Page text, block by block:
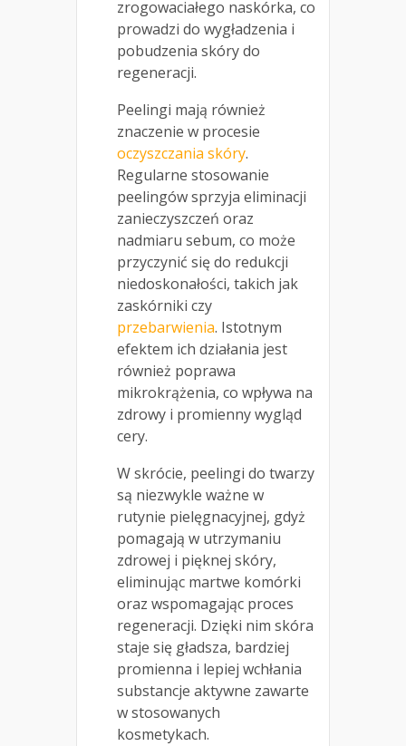
zrogowaciałego naskórka, co
prowadzi do wygładzenia i
pobudzenia skóry do
regeneracji.
Peelingi mają również
znaczenie w procesie
oczyszczania skóry.
Regularne stosowanie
peelingów sprzyja eliminacji
zanieczyszczeń oraz
nadmiaru sebum, co może
przyczynić się do redukcji
niedoskonałości, takich jak
zaskórniki czy
przebarwienia. Istotnym
efektem ich działania jest
również poprawa
mikrokrążenia, co wpływa na
zdrowy i promienny wygląd
cery.
W skrócie, peelingi do twarzy
są niezwykle ważne w
rutynie pielęgnacyjnej, gdyż
pomagają w utrzymaniu
zdrowej i pięknej skóry,
eliminując martwe komórki
oraz wspomagając proces
regeneracji. Dzięki nim skóra
staje się gładsza, bardziej
promienna i lepiej wchłania
substancje aktywne zawarte
w stosowanych
kosmetykach.